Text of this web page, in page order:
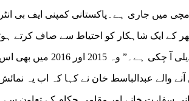
میں جاری ہے۔پاکستانی کمپنی ایف بی
کے ایک شاہکار کو احتیاط سے صاف کرتے
کہ میری گزشتہ آمد کے بعد
والے عبدالباسط خان نے کہا کہ اب یہ نمائش